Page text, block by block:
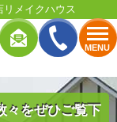
MENU
リメイクハウス
々をぜひご覧下